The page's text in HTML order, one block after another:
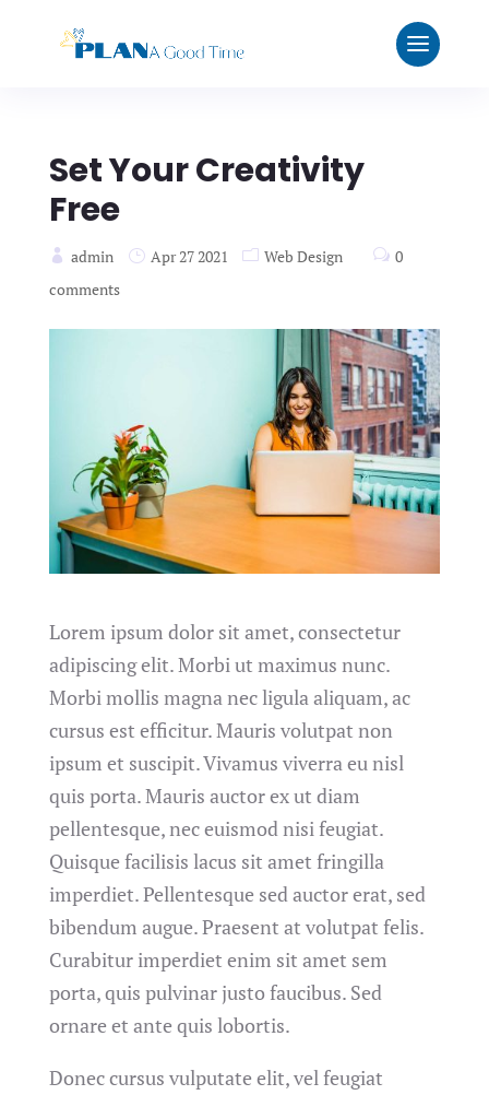
Set Your Creativity
Free
admin Apr 27 2021 Web Design
0
comments
Lorem ipsum dolor sit amet, consectetur
adipiscing elit. Morbi ut maximus nunc.
Morbi mollis magna nec ligula aliquam, ac
cursus est efficitur. Mauris volutpat non
ipsum et suscipit. Vivamus viverra eu nisl
quis porta. Mauris auctor ex ut diam
pellentesque, nec euismod nisi feugiat.
Quisque facilisis lacus sit amet fringilla
imperdiet. Pellentesque sed auctor erat, sed
bibendum augue. Praesent at volutpat felis.
Curabitur imperdiet enim sit amet sem
porta, quis pulvinar justo faucibus. Sed
ornare et ante quis lobortis.
Donec cursus vulputate elit, vel feugiat